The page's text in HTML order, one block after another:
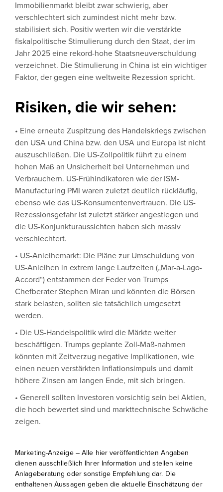
Immobilienmarkt bleibt zwar schwierig, aber
verschlechtert sich zumindest nicht mehr bzw.
stabilisiert sich. Positiv werten wir die verstärkte
fiskalpolitische Stimulierung durch den Staat, der im
Jahr 2025 eine rekord-hohe Staatsneuverschuldung
verzeichnet. Die Stimulierung in China ist ein wichtiger
Faktor, der gegen eine weltweite Rezession spricht.
Risiken, die wir sehen:
• Eine erneute Zuspitzung des Handelskriegs zwischen
den USA und China bzw. den USA und Europa ist nicht
auszuschließen. Die US-Zollpolitik führt zu einem
hohen Maß an Unsicherheit bei Unternehmen und
Verbrauchern. US-Frühindikatoren wie der ISM-
Manufacturing PMI waren zuletzt deutlich rückläufig,
ebenso wie das US-Konsumentenvertrauen. Die US-
Rezessionsgefahr ist zuletzt stärker angestiegen und
die US-Konjunkturaussichten haben sich massiv
verschlechtert.
• US-Anleihemarkt: Die Pläne zur Umschuldung von
US-Anleihen in extrem lange Laufzeiten („Mar-a-Lago-
Accord“) entstammen der Feder von Trumps
Chefberater Stephen Miran und könnten die Börsen
stark belasten, sollten sie tatsächlich umgesetzt
werden.
• Die US-Handelspolitik wird die Märkte weiter
beschäftigen. Trumps geplante Zoll-Maß-nahmen
könnten mit Zeitverzug negative Implikationen, wie
einen neuen verstärkten Inflationsimpuls und damit
höhere Zinsen am langen Ende, mit sich bringen.
• Generell sollten Investoren vorsichtig sein bei Aktien,
die hoch bewertet sind und markttechnische Schwäche
zeigen.
Marketing-Anzeige – Alle hier veröffentlichten Angaben
dienen ausschließlich Ihrer Information und stellen keine
Anlageberatung oder sonstige Empfehlung dar. Die
enthaltenen Aussagen geben die aktuelle Einschätzung der